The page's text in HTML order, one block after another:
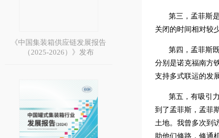
《中国集装箱供应链发展报告
（2025-2026）》发布
第三，孟菲斯
关闭的时间相对较
第四，孟菲斯
分别是诺克福南方
支持多式联运的发
第五，有吸引
到了孟菲斯，孟菲
土地。我曾多次到
助他们修路，修通